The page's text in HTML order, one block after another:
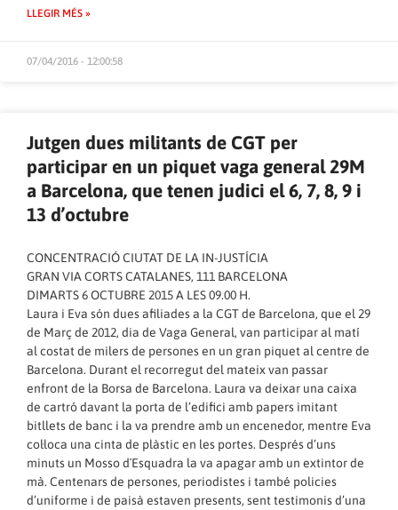
LLEGIR MÉS »
07/04/2016 - 12:00:58
Jutgen dues militants de CGT per
participar en un piquet vaga general 29M
a Barcelona, que tenen judici el 6, 7, 8, 9 i
13 d’octubre
CONCENTRACIÓ CIUTAT DE LA IN-JUSTÍCIA
GRAN VIA CORTS CATALANES, 111 BARCELONA
DIMARTS 6 OCTUBRE 2015 A LES 09.00 H.
Laura i Eva són dues afiliades a la CGT de Barcelona, que el 29
de Març de 2012, dia de Vaga General, van participar al matí
al costat de milers de persones en un gran piquet al centre de
Barcelona. Durant el recorregut del mateix van passar
enfront de la Borsa de Barcelona. Laura va deixar una caixa
de cartró davant la porta de l’edifici amb papers imitant
bitllets de banc i la va prendre amb un encenedor, mentre Eva
col·loca una cinta de plàstic en les portes. Després d’uns
minuts un Mosso d´Esquadra la va apagar amb un extintor de
mà. Centenars de persones, periodistes i també policies
d’uniforme i de paisà estaven presents, sent testimonis d’una